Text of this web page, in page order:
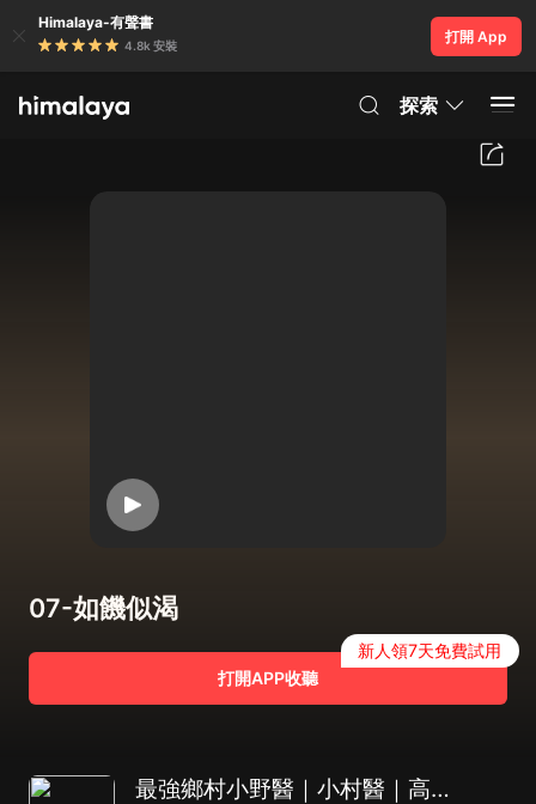
Himalaya-有聲書
4.8k 安裝
打開 App
探索
07-如饑似渴
打開APP收聽
新人領7天免費試用
最強鄉村小野醫｜小村醫｜高手美女